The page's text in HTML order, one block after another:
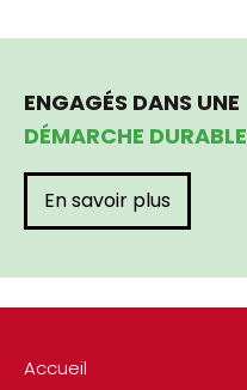
Accueil
ENGAGÉS DANS UNE
DÉMARCHE DURABLE
En savoir plus